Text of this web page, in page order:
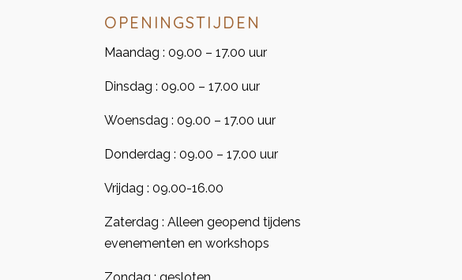
OPENINGSTIJDEN
Maandag : 09.00 – 17.00 uur
Dinsdag : 09.00 – 17.00 uur
Woensdag : 09.00 – 17.00 uur
Donderdag : 09.00 – 17.00 uur
Vrijdag : 09.00-16.00
Zaterdag : Alleen geopend tijdens
evenementen en workshops